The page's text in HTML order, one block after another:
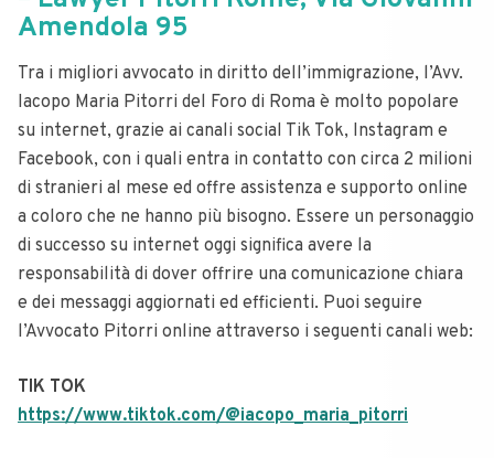
Amendola 95
Tra i migliori avvocato in diritto dell’immigrazione, l’Avv.
Iacopo Maria Pitorri del Foro di Roma è molto popolare
su internet, grazie ai canali social Tik Tok, Instagram e
Facebook, con i quali entra in contatto con circa 2 milioni
di stranieri al mese ed offre assistenza e supporto online
a coloro che ne hanno più bisogno. Essere un personaggio
di successo su internet oggi significa avere la
responsabilità di dover offrire una comunicazione chiara
e dei messaggi aggiornati ed efficienti. Puoi seguire
l’Avvocato Pitorri online attraverso i seguenti canali web:
TIK TOK
https://www.tiktok.com/@iacopo_maria_pitorri